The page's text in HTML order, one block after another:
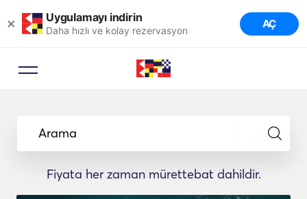
× Uygulamayı indirin
Daha hızlı ve kolay rezervasyon AÇ
Arama
Fiyata her zaman mürettebat dahildir.